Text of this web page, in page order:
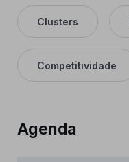
Clusters
Competitividade
Agenda